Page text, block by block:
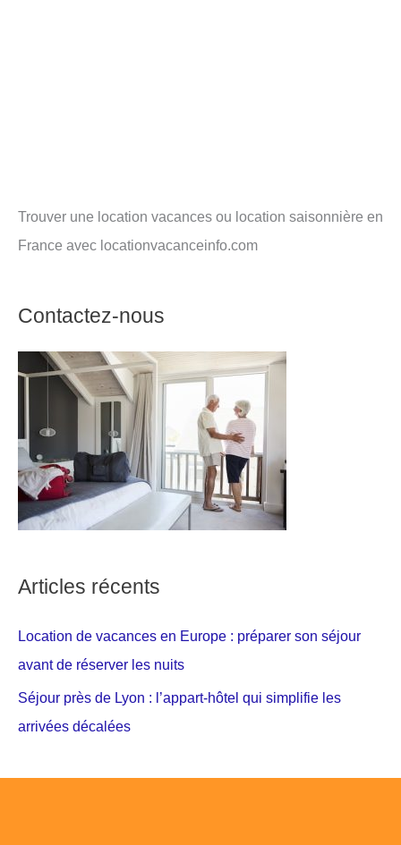
Trouver une location vacances ou location saisonnière en
France avec locationvacanceinfo.com
Contactez-nous
Articles récents
Location de vacances en Europe : préparer son séjour
avant de réserver les nuits
Séjour près de Lyon : l’appart-hôtel qui simplifie les
arrivées décalées